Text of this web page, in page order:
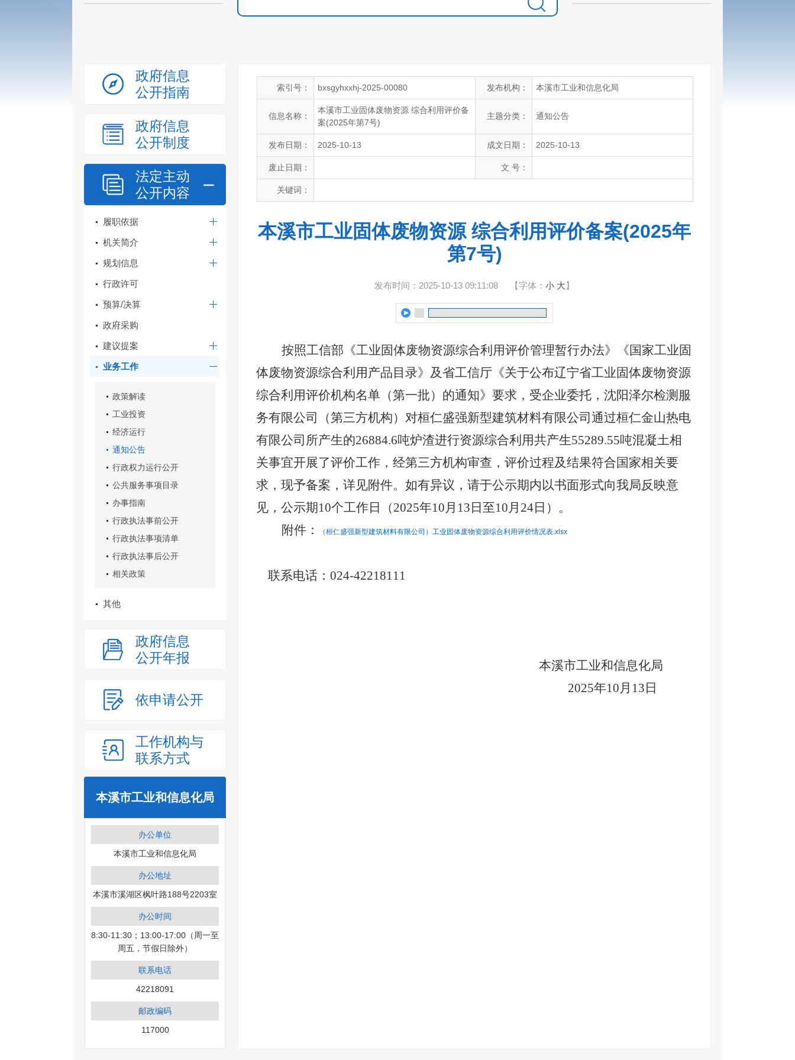
政府信息
公开指南
政府信息
公开制度
法定主动
公开内容
履职依据
机关简介
规划信息
行政许可
预算/决算
政府采购
建议提案
业务工作
政策解读
工业投资
经济运行
通知公告
行政权力运行公开
公共服务事项目录
办事指南
行政执法事前公开
行政执法事项清单
行政执法事后公开
相关政策
其他
政府信息
公开年报
依申请公开
工作机构与
联系方式
本溪市工业和信息化局
办公单位
本溪市工业和信息化局
办公地址
本溪市溪湖区枫叶路188号2203室
办公时间
8:30-11:30；13:00-17:00（周一至
周五，节假日除外）
联系电话
42218091
邮政编码
117000
索引号： bxsgyhxxhj-2025-00080 发布机构： 本溪市工业和信息化局
信息名称：
本溪市工业固体废物资源 综合利用评价备
案(2025年第7号)
主题分类： 通知公告
发布日期： 2025-10-13 成文日期： 2025-10-13
废止日期： 文 号：
关键词：
本溪市工业固体废物资源 综合利用评价备案(2025年
第7号)
发布时间：2025-10-13 09:11:08 【字体： 小 大】
按照工信部《工业固体废物资源综合利用评价管理暂行办法》《国家工业固
体废物资源综合利用产品目录》及省工信厅《关于公布辽宁省工业固体废物资源
综合利用评价机构名单（第一批）的通知》要求，受企业委托， 沈阳泽尔检测服
务有限公司
（第三方机构）对桓仁盛强新型建筑材料有限公司通过桓仁金山热电
有限公司 所产生的26884.6吨炉渣进行资源综合利用共产生55289.55吨混凝土相
关事宜开展了评价工作，经第三方机构审查，评价过程及结果符合国家相关要
求，现予备案，详见附件。如有异议，请于公示期内以书面形式向我局反映意
见，公示期10个工作日（2025年10月 13 日 至10月 24日）。
附件：
（桓仁盛强新型建筑材料有限公司）工业固体废物资源综合利用评价情况表.xlsx
联系电话： 024-42218111
本溪市工业和信息化局
2025年10月 13 日